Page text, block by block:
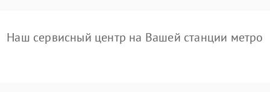
Наш сервисный центр на Вашей станции метро